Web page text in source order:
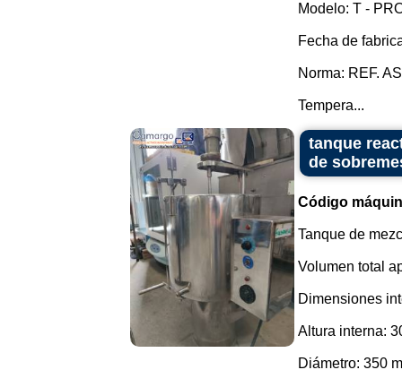
Modelo: T -
Fecha de
Norma: REF.
Tempera...
tanque
de
Código
Tanque de
Volumen total
Dimensiones
Altura interna:
Diámetro: 350